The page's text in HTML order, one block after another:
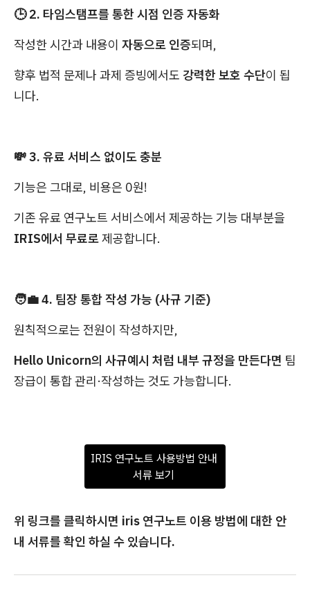
🕒 2. 타임스탬프를 통한 시점 인증 자동화
작성한 시간과 내용이 자동으로 인증되며,
향후 법적 문제나 과제 증빙에서도 강력한 보호 수단이 됩
니다.
💸 3. 유료 서비스 없이도 충분
기능은 그대로, 비용은 0원!
기존 유료 연구노트 서비스에서 제공하는 기능 대부분을
IRIS에서 무료로제공합니다.
🧑‍💼 4. 팀장 통합 작성 가능 (사규 기준)
원칙적으로는 전원이 작성하지만,
Hello Unicorn의 사규예시 처럼 내부 규정을 만든다면 팀
장급이 통합 관리·작성하는 것도 가능합니다.
IRIS 연구노트 사용방법 안내
서류 보기
위 링크를 클릭하시면 iris 연구노트 이용 방법에 대한 안
내 서류를 확인 하실 수 있습니다.